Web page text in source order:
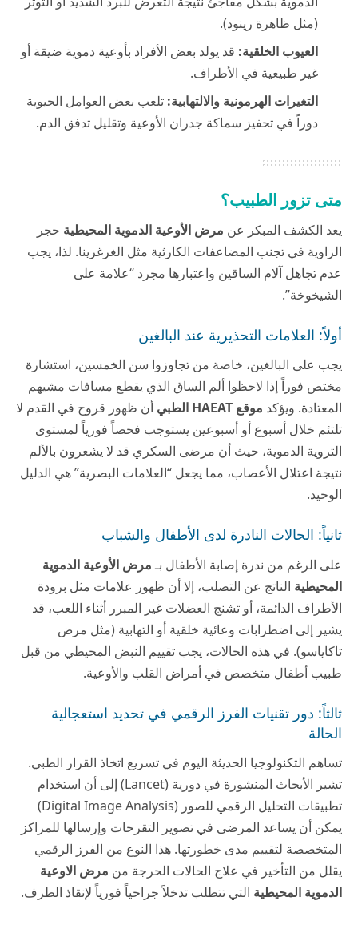
(مثل ظاهرة رينود).
العيوب الخلقية: قد يولد بعض الأفراد بأوعية دموية ضيقة أو
غير طبيعية في الأطراف.
التغيرات الهرمونية والالتهابية: تلعب بعض العوامل الحيوية
دوراً في تحفيز سماكة جدران الأوعية وتقليل تدفق الدم.
متى تزور الطبيب؟
يعد الكشف المبكر عن مرض الأوعية الدموية المحيطية حجر
الزاوية في تجنب المضاعفات الكارثية مثل الغرغرينا. لذا، يجب
عدم تجاهل آلام الساقين واعتبارها مجرد “علامة على
الشيخوخة”.
أولاً: العلامات التحذيرية عند البالغين
يجب على البالغين، خاصة من تجاوزوا سن الخمسين، استشارة
مختص فوراً إذا لاحظوا ألم الساق الذي يقطع مسافات مشيهم
المعتادة. ويؤكد موقع HAEAT الطبي
أن ظهور قروح في القدم لا
تلتئم خلال أسبوع أو أسبوعين يستوجب فحصاً فورياً لمستوى
التروية الدموية، حيث أن مرضى السكري قد لا يشعرون بالألم
نتيجة اعتلال الأعصاب، مما يجعل “العلامات البصرية” هي الدليل
الوحيد.
ثانياً: الحالات النادرة لدى الأطفال والشباب
على الرغم من ندرة إصابة الأطفال بـمرض الأوعية الدموية
المحيطية الناتج عن التصلب، إلا أن ظهور علامات مثل برودة
الأطراف الدائمة، أو تشنج العضلات غير المبرر أثناء اللعب، قد
يشير إلى اضطرابات وعائية خلقية أو التهابية (مثل مرض
تاكاياسو). في هذه الحالات، يجب تقييم النبض المحيطي من قبل
طبيب أطفال متخصص في أمراض القلب والأوعية.
ثالثاً: دور تقنيات الفرز الرقمي في تحديد استعجالية
الحالة
تساهم التكنولوجيا الحديثة اليوم في تسريع اتخاذ القرار الطبي.
تشير الأبحاث المنشورة في دورية (Lancet) إلى أن استخدام
تطبيقات التحليل الرقمي للصور (Digital Image Analysis)
يمكن أن يساعد المرضى في تصوير التقرحات وإرسالها للمراكز
المتخصصة لتقييم مدى خطورتها. هذا النوع من الفرز الرقمي
يقلل من التأخير في علاج الحالات الحرجة من مرض الاوعية
الدموية المحيطية التي تتطلب تدخلاً جراحياً فورياً لإنقاذ الطرف.